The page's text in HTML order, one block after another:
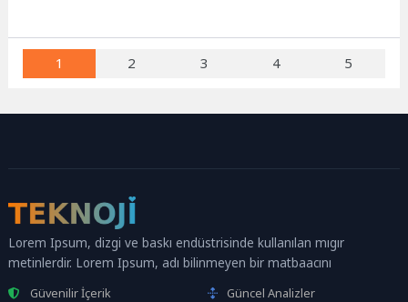
1 2 3 4 5
Lorem Ipsum, dizgi ve baskı endüstrisinde kullanılan mıgır
metinlerdir. Lorem Ipsum, adı bilinmeyen bir matbaacını
Güvenilir İçerik
Güncel Analizler